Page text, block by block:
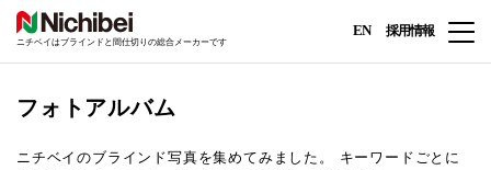
ニチベイはブラインドと間仕切りの総合メーカーです
EN 採用情報
フォトアルバム
ニチベイのブラインド写真を集めてみました。
キーワードごとに